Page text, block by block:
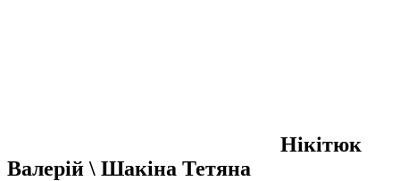
Нікітюк
Валерій \ Шакіна Тетяна